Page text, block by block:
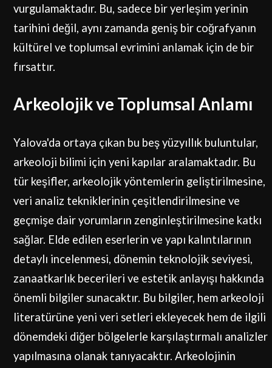
vurgulamaktadır. Bu, sadece bir yerleşim yerinin
tarihini değil, aynı zamanda geniş bir coğrafyanın
kültürel ve toplumsal evrimini anlamak için de bir
fırsattır.
Arkeolojik ve Toplumsal Anlamı
Yalova'da ortaya çıkan bu beş yüzyıllık buluntular,
arkeoloji bilimi için yeni kapılar aralamaktadır. Bu
tür keşifler, arkeolojik yöntemlerin geliştirilmesine,
veri analiz tekniklerinin çeşitlendirilmesine ve
geçmişe dair yorumların zenginleştirilmesine katkı
sağlar. Elde edilen eserlerin ve yapı kalıntılarının
detaylı incelenmesi, dönemin teknolojik seviyesi,
zanaatkarlık becerileri ve estetik anlayışı hakkında
önemli bilgiler sunacaktır. Bu bilgiler, hem arkeoloji
literatürüne yeni veri setleri ekleyecek hem de ilgili
dönemdeki diğer bölgelerle karşılaştırmalı analizler
yapılmasına olanak tanıyacaktır. Arkeolojinin